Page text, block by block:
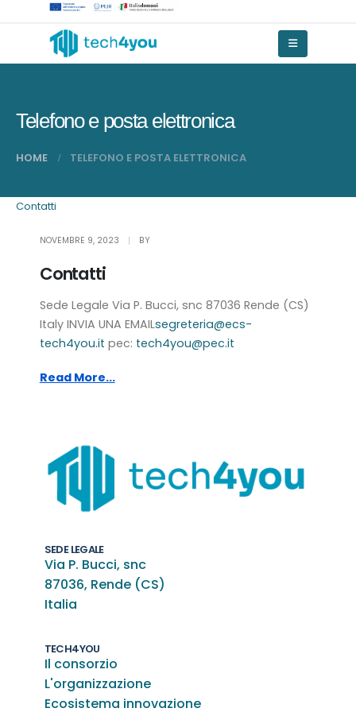
Telefono e posta elettronica
HOME TELEFONO E POSTA ELETTRONICA
Contatti
NOVEMBRE 9, 2023 BY
Contatti
Sede Legale Via P. Bucci, snc 87036 Rende (CS)
Italy INVIA UNA EMAILsegreteria@ecs-
tech4you.it pec: tech4you@pec.it
Read More...
SEDE LEGALE
Via P. Bucci, snc
87036, Rende (CS)
Italia
TECH4YOU
Il consorzio
L'organizzazione
Ecosistema innovazione